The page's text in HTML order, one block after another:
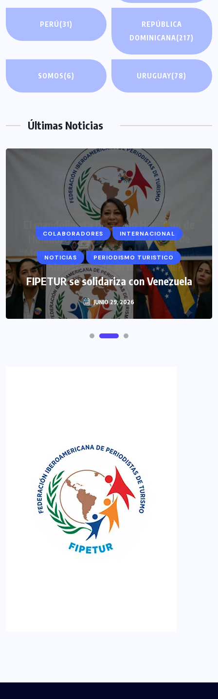
PERÚ(31)
REPÚBLICA
DOMINICANA(217)
SOMOS(6) URUGUAY(78)
Últimas Noticias
COLABORADORES INTERNACIONAL
NOTICIAS PERIODISMO TURISTICO
FIPETUR se solidariza con Venezuela
JUNIO 29, 2026